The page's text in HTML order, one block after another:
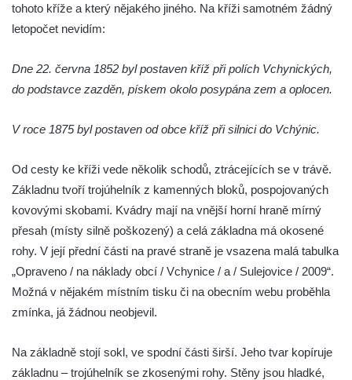
Centrální kříž hřbitova ve Velešíně
Kříž u kostela svatého Václava ve Velešíně
Kříž na zahradě domu čp. 127 v Římově
Kříž u lípy Jana Gurreho v Římově
Kříž na návsi v Dolním Třeboníně
Kříž poblíž domu čp. 169 v Plavu
Kříž na návsi v Plavu
Boží muka v Plavu
Kříž na rozcestí u domu čp. 283 v Dolním
Podluží
tohoto kříže a který nějakého jiného. Na kříži samotném žádný
letopočet nevidím:
Dne 22. června 1852 byl postaven kříž při polích Vchynických,
do podstavce zazděn, pískem okolo posypána zem a oplocen.
V roce 1875 byl postaven od obce kříž při silnici do Vchýnic.
Od cesty ke kříži vede několik schodů, ztrácejících se v trávě.
Základnu tvoří trojúhelník z kamenných bloků, pospojovaných
kovovými skobami. Kvádry mají na vnější horní hraně mírný
přesah (místy silně poškozený) a celá základna má okosené
rohy. V její přední části na pravé straně je vsazena malá tabulka
„Opraveno / na náklady obcí / Vchynice / a / Sulejovice / 2009“.
Možná v nějakém místním tisku či na obecním webu proběhla
zmínka, já žádnou neobjevil.
Na základně stojí sokl, ve spodní části širší. Jeho tvar kopíruje
základnu – trojúhelník se zkosenými rohy. Stěny jsou hladké,